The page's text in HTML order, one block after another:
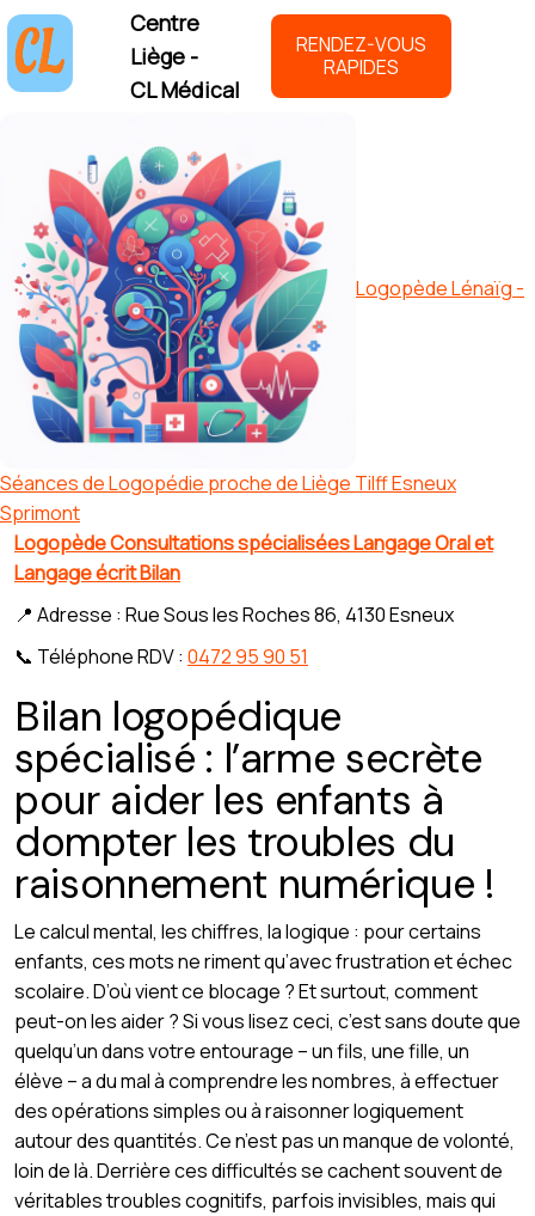
Centre
Liège -
CL Médical
RENDEZ-VOUS
RAPIDES
Logopède Lénaïg -
Séances de Logopédie proche de Liège Tilff Esneux
Sprimont
Logopède Consultations spécialisées Langage Oral et
Langage écrit Bilan
📍 Adresse : Rue Sous les Roches 86, 4130 Esneux
📞 Téléphone RDV : 0472 95 90 51
Bilan logopédique
spécialisé : l’arme secrète
pour aider les enfants à
dompter les troubles du
raisonnement numérique !
Le calcul mental, les chiffres, la logique : pour certains
enfants, ces mots ne riment qu’avec frustration et échec
scolaire. D’où vient ce blocage ? Et surtout, comment
peut-on les aider ? Si vous lisez ceci, c’est sans doute que
quelqu’un dans votre entourage – un fils, une fille, un
élève – a du mal à comprendre les nombres, à effectuer
des opérations simples ou à raisonner logiquement
autour des quantités. Ce n’est pas un manque de volonté,
loin de là. Derrière ces difficultés se cachent souvent de
véritables troubles cognitifs, parfois invisibles, mais qui